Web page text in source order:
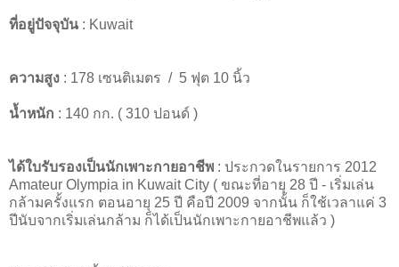
ที่อยู่ปัจจุบัน : Kuwait
ความสูง : 178 เซนติเมตร / 5 ฟุต 10 นิ้ว
น้ำหนัก : 140 กก. ( 310 ปอนด์ )
ได้ใบรับรองเป็นนักเพาะกายอาชีพ : ประกวดในรายการ 2012
Amateur Olympia in Kuwait City ( ขณะที่อายุ 28 ปี - เริ่มเล่น
กล้ามครั้งแรก ตอนอายุ 25 ปี คือปี 2009 จากนั้น ก็ใช้เวลาแค่ 3
ปีนับจากเริ่มเล่นกล้าม ก็ได้เป็นนักเพาะกายอาชีพแล้ว )